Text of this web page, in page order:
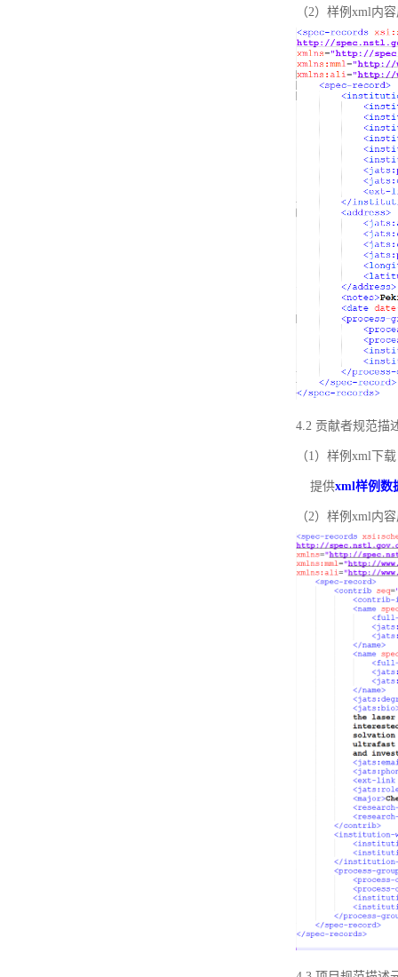
（2）样例xml内
4.2 贡献者规范描
（1）样例xml下载
提供xml样例数
（2）样例xml内